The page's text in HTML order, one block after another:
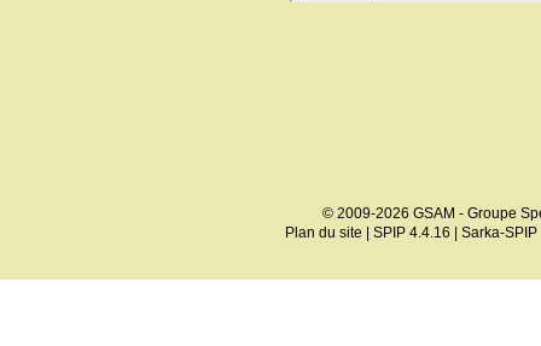
© 2009-2026 GSAM - Groupe
Plan du site
SPIP 4.4.16 Sarka-SPIP